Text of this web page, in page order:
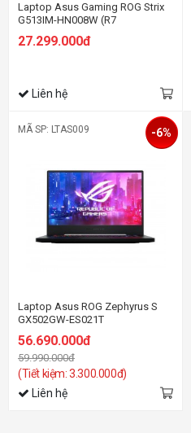
Laptop Asus Gaming ROG Strix
G513IM-HN008W (R7
4800H/16GB RAM/512GB
SSD/15.6 FHD 144hz/RTX 3060
27.299.000đ
Liên hệ
MÃ SP: LTAS009
Laptop Asus ROG Zephyrus S
GX502GW-ES021T
56.690.000đ
59.990.000đ
(Tiết kiệm: 3.300.000đ)
-6%
Liên hệ